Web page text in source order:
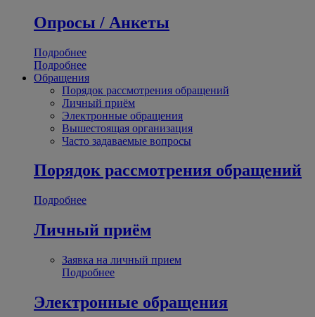
Опросы / Анкеты
Подробнее
Подробнее
Обращения
Порядок рассмотрения обращений
Личный приём
Электронные обращения
Вышестоящая организация
Часто задаваемые вопросы
Порядок рассмотрения обращений
Подробнее
Личный приём
Заявка на личный прием
Подробнее
Электронные обращения